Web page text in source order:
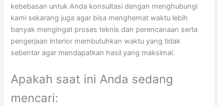
kebebasan untuk Anda konsultasi dengan menghubungi
kami sekarang juga agar bisa menghemat waktu lebih
banyak mengingat proses teknis dan perencanaan serta
pengerjaan interior membutuhkan waktu yang tidak
sebentar agar mendapatkan hasil yang maksimal.
Apakah saat ini Anda sedang
mencari: